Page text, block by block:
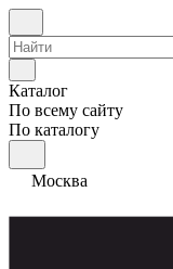
Каталог
По всему сайту
По каталогу
Москва